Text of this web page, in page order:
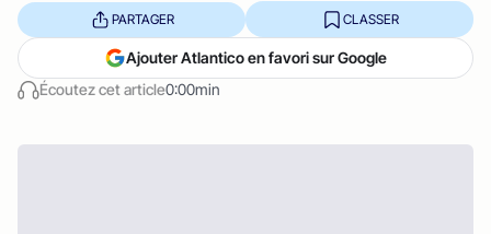
Écoutez cet article0:00min
PARTAGER CLASSER
Ajouter Atlantico en favori sur Google